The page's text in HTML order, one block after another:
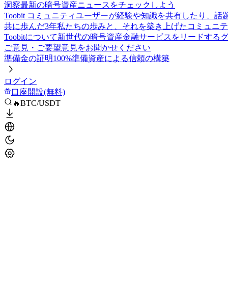
洞察最新の暗号資産ニュースをチェックしよう
Toobit コミュニティユーザーが経験や知識を共有したり、話
共に歩んだ3年私たちの歩みと、それを築き上げたコミュニ
Toobitについて新世代の暗号資産金融サービスをリードする
ご意見・ご要望意見をお聞かせください
準備金の証明100%準備資産による信頼の構築
ログイン
口座開設(無料)
🔥BTC/USDT